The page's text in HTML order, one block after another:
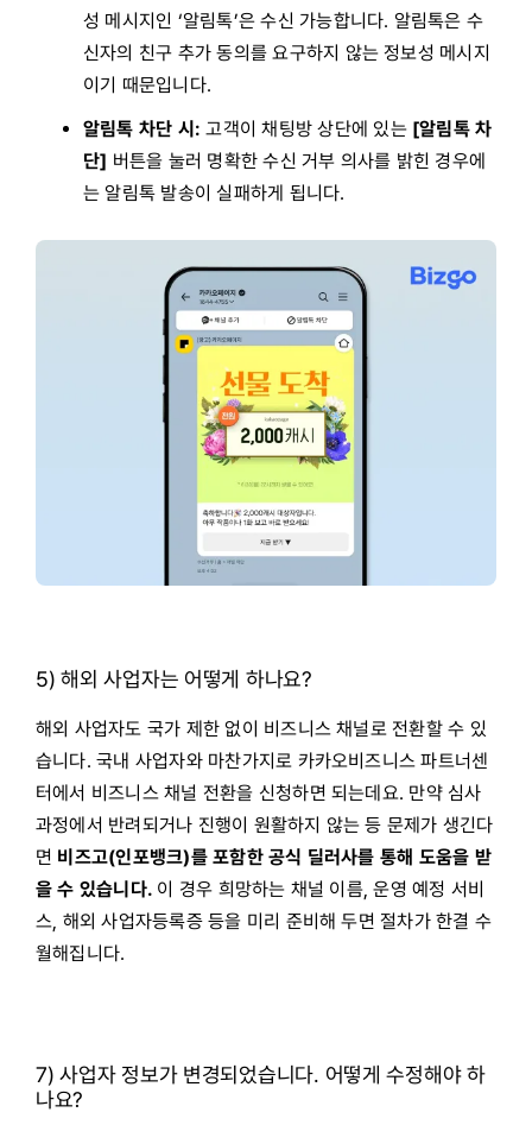
성 메시지인 ‘알림톡’은 수신 가능합니다. 알림톡은 수
신자의 친구 추가 동의를 요구하지 않는 정보성 메시지
이기 때문입니다.
알림톡 차단 시: 고객이 채팅방 상단에 있는[알림톡 차
단] 버튼을 눌러 명확한 수신 거부 의사를 밝힌 경우에
는 알림톡 발송이 실패하게 됩니다.
5) 해외 사업자는 어떻게 하나요?
해외 사업자도 국가 제한 없이 비즈니스 채널로 전환할 수 있
습니다. 국내 사업자와 마찬가지로 카카오비즈니스 파트너센
터에서 비즈니스 채널 전환을 신청하면 되는데요. 만약 심사
과정에서 반려되거나 진행이 원활하지 않는 등 문제가 생긴다
면 비즈고(인포뱅크)를 포함한 공식 딜러사를 통해 도움을 받
을 수 있습니다. 이 경우 희망하는 채널 이름, 운영 예정 서비
스, 해외 사업자등록증 등을 미리 준비해 두면 절차가 한결 수
월해집니다.
7) 사업자 정보가 변경되었습니다. 어떻게 수정해야 하
나요?